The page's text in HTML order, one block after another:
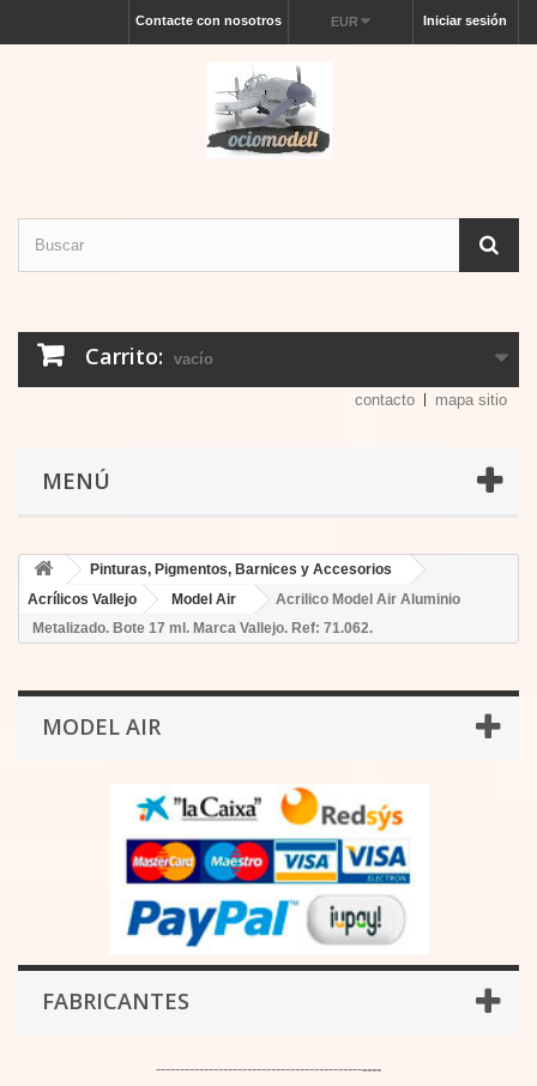
Iniciar sesión
EUR
Contacte con nosotros
Carrito: vacío
contacto mapa sitio
MENÚ
Pinturas, Pigmentos, Barnices y Accesorios
Acrílicos Vallejo
Model Air
Acrilico Model Air Aluminio
Metalizado. Bote 17 ml. Marca Vallejo. Ref: 71.062.
MODEL AIR
FABRICANTES
-----------------------------------------------